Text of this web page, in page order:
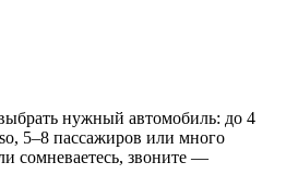
нужный автомобиль: до 4
5–8 пассажиров или много
сомневаетесь, звоните —